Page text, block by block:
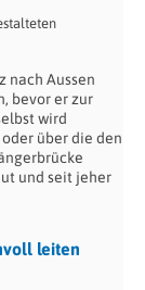
nach Aussen
bevor er zur
wird
über die den
und seit jeher
leiten